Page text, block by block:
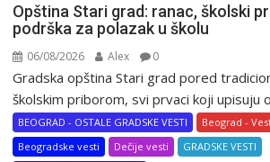
Opština Stari grad: ranac, školski
podrška za polazak u školu
06/08/2026 Alex 0
Gradska opština Stari grad pored
školskim priborom, svi prvaci koji upisuju
BEOGRAD - OSTALE GRADSKE VESTI
Beograd -
Beogradske vesti
Dečije vesti
GRADSKE VESTI